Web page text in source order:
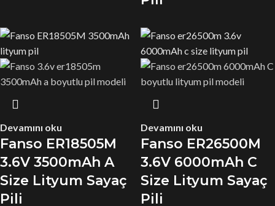
Devamını oku
Fanso ER18505M
3.6V 3500mAh A
Size Lityum Sayaç
Pili
Devamını oku
Fanso ER26500M
3.6V 6000mAh C
Size Lityum Sayaç
Pili